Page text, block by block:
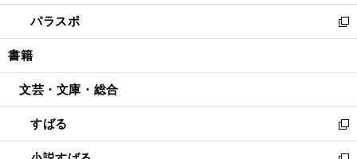
ウ
で
開
ン
ド
ウ
開
ウ
ィ
ン
ウ
開
く
し
い
ウ
ン
ウ
で
開
パラスポ
新
し
ウ
ン
ド
ウ
書籍
文芸・文庫・総合
すばる
新
し